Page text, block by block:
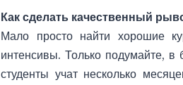
Как сделать качественный
Мало просто найти хорошие
интенсивы. Только подумайте,
студенты учат несколько